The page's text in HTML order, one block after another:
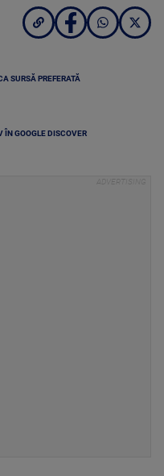
SURSĂ PREFERATĂ
ÎN GOOGLE DISCOVER